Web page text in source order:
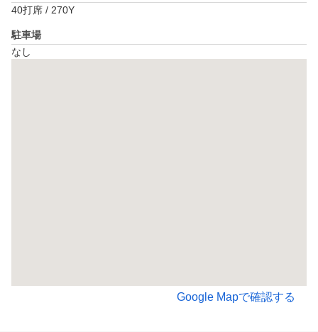
40打席 / 270Y
駐車場
なし
Google Mapで確認する